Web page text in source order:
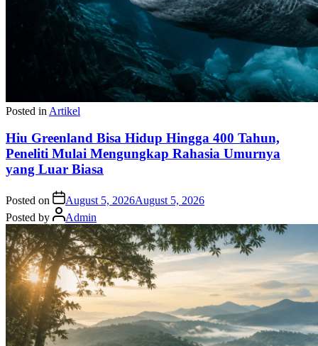
Posted in Artikel
Hiu Greenland Bisa Hidup Hingga 400 Tahun,
Peneliti Mulai Mengungkap Rahasia Umurnya
yang Luar Biasa
Posted on August 5, 2026August 5, 2026
Posted by
Admin